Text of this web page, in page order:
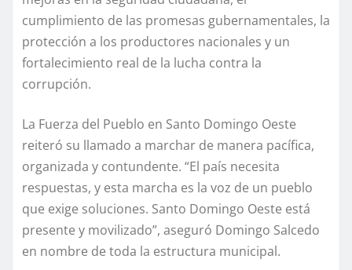
cumplimiento de las promesas gubernamentales, la
protección a los productores nacionales y un
fortalecimiento real de la lucha contra la
corrupción.
La Fuerza del Pueblo en Santo Domingo Oeste
reiteró su llamado a marchar de manera pacífica,
organizada y contundente. “El país necesita
respuestas, y esta marcha es la voz de un pueblo
que exige soluciones. Santo Domingo Oeste está
presente y movilizado”, aseguró Domingo Salcedo
en nombre de toda la estructura municipal.